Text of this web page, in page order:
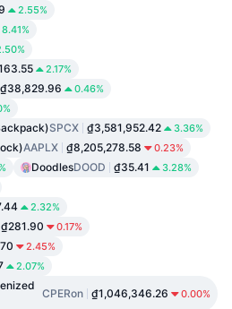
2.55%
8.41%
2.17%
₫38,829.96 0.46%
SPCX ₫3,581,952.42 3.36%
AAPLX ₫8,205,278.58 0.23%
DoodlesDOOD ₫35.41 3.28%
2.32%
₫281.90 0.17%
2.45%
2.07%
CPERon ₫1,046,346.26 0.00%